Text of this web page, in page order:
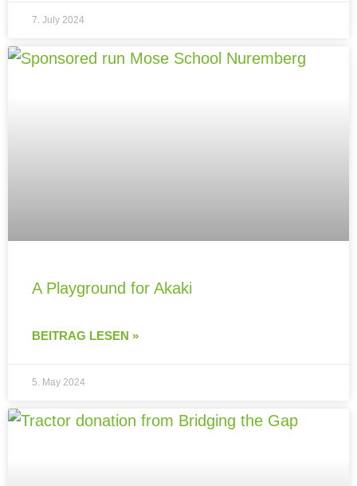
7. July 2024
A Playground for Akaki
BEITRAG LESEN »
5. May 2024